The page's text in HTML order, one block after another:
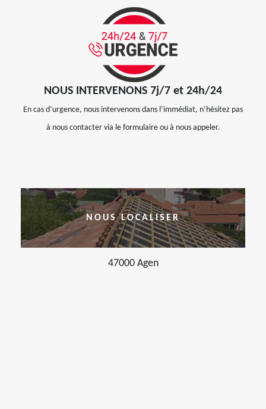
NOUS INTERVENONS 7j/7 et 24h/24
En cas d’urgence, nous intervenons dans l’immédiat, n’hésitez pas
à nous contacter via le formulaire ou à nous appeler.
NOUS LOCALISER
47000 Agen